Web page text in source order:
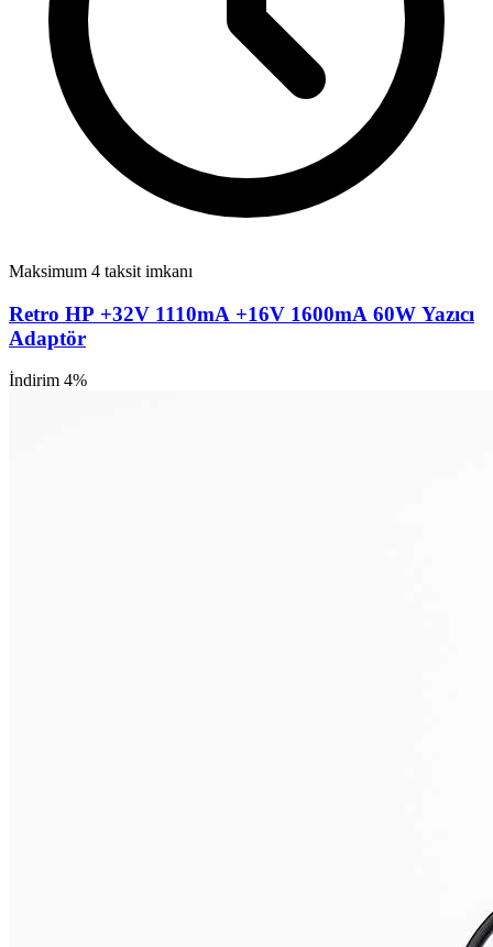
Maksimum 4 taksit imkanı
Retro HP +32V 1110mA +16V 1600mA 60W Yazıcı
Adaptör
İndirim 4%